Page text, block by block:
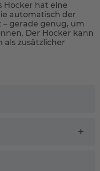
Hocker hat eine
automatisch der
gerade genug, um
Der Hocker kann
als zusätzlicher